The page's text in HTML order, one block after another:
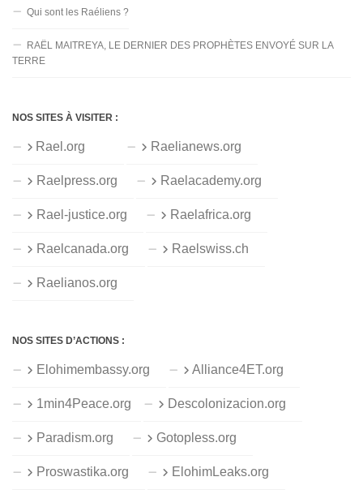
Qui sont les Raéliens ?
RAËL MAITREYA, LE DERNIER DES PROPHÈTES ENVOYÉ SUR LA
TERRE
NOS SITES À VISITER :
Rael.org Raelianews.org
Raelpress.org Raelacademy.org
Rael-justice.org Raelafrica.org
Raelcanada.org Raelswiss.ch
Raelianos.org
NOS SITES D’ACTIONS :
Elohimembassy.org Alliance4ET.org
1min4Peace.org Descolonizacion.org
Paradism.org Gotopless.org
Proswastika.org ElohimLeaks.org